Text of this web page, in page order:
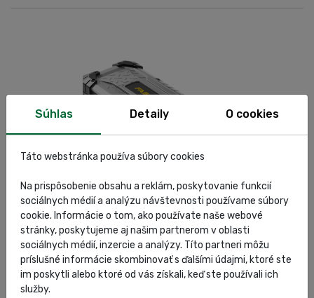
Deca – FAST 24K
Zobraziť
Súhlas Detaily O cookies
Táto webstránka používa súbory cookies
Na prispôsobenie obsahu a reklám, poskytovanie funkcií
sociálnych médií a analýzu návštevnosti používame súbory
cookie. Informácie o tom, ako používate naše webové
stránky, poskytujeme aj našim partnerom v oblasti
sociálnych médií, inzercie a analýzy. Títo partneri môžu
príslušné informácie skombinovať s ďalšími údajmi, ktoré ste
im poskytli alebo ktoré od vás získali, keď ste používali ich
služby.